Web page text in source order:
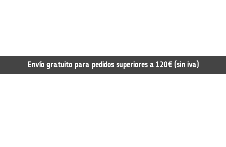
Envío gratuito para pedidos superiores a 120€ (sin iva)